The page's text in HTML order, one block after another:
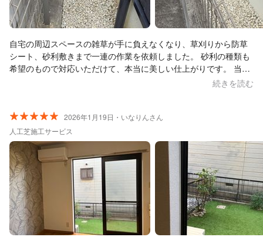
​自宅の周辺スペースの雑草が手に負えなくなり、草刈りから防草
シート、砂利敷きまで一連の作業を依頼しました。 砂利の種類も
希望のもので対応いただけて、本当に美しい仕上がりです。 当初
依頼していた場所以外についても、ご好意で草処理していただき
ばまたお願いしたいです。本当にありがとうございました。
続きを読む
2026年1月19日・いなりんさん
人工芝施工サービス